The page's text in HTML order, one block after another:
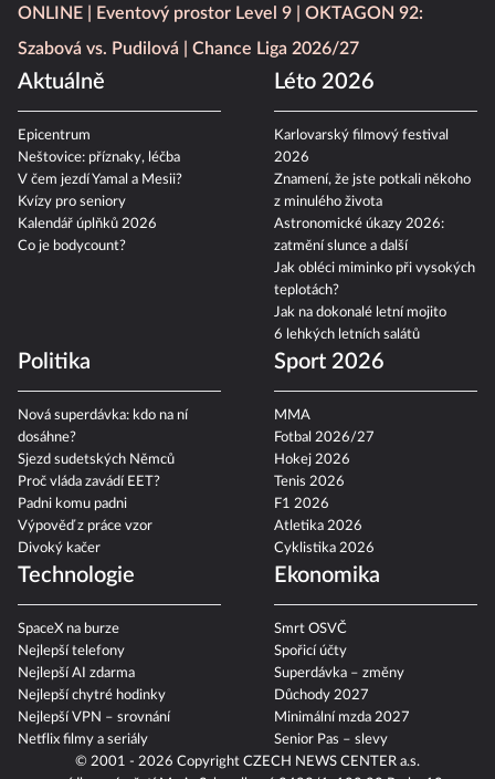
ONLINE
Eventový prostor Level 9
OKTAGON 92:
Szabová vs. Pudilová
Chance Liga 2026/27
Aktuálně
Epicentrum
Neštovice: příznaky, léčba
V čem jezdí Yamal a Mesii?
Kvízy pro seniory
Kalendář úplňků 2026
Co je bodycount?
Léto 2026
Karlovarský filmový festival
2026
Znamení, že jste potkali někoho
z minulého života
Astronomické úkazy 2026:
zatmění slunce a další
Jak obléci miminko při vysokých
teplotách?
Jak na dokonalé letní mojito
6 lehkých letních salátů
Politika
Nová superdávka: kdo na ní
dosáhne?
Sjezd sudetských Němců
Proč vláda zavádí EET?
Padni komu padni
Výpověď z práce vzor
Divoký kačer
Sport 2026
MMA
Fotbal 2026/27
Hokej 2026
Tenis 2026
F1 2026
Atletika 2026
Cyklistika 2026
Technologie
SpaceX na burze
Nejlepší telefony
Nejlepší AI zdarma
Nejlepší chytré hodinky
Nejlepší VPN – srovnání
Netflix filmy a seriály
Ekonomika
Smrt OSVČ
Spořicí účty
Superdávka – změny
Důchody 2027
Minimální mzda 2027
Senior Pas – slevy
© 2001 - 2026 Copyright CZECH NEWS CENTER a.s.